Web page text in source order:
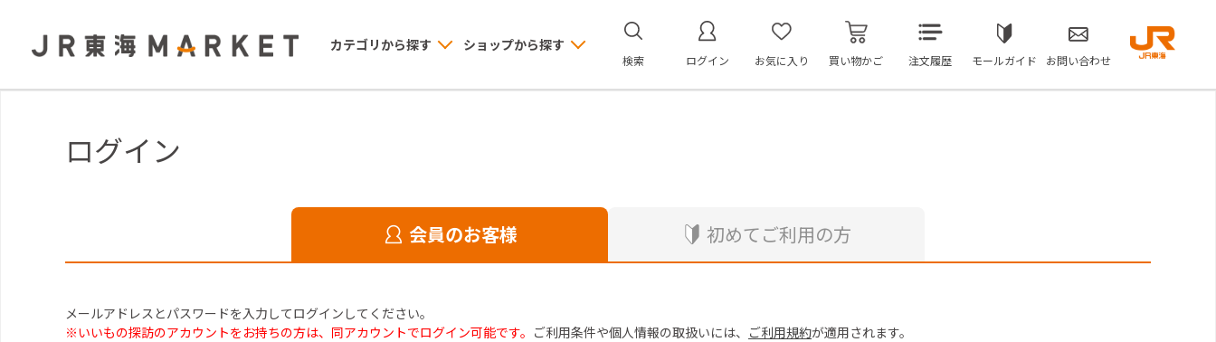
カテゴリから探す ショップから探す
検索 ログイン お気に入り 買い物かご 注文履歴 モールガイド お問い合わせ
ログイン
会員のお客様 初めてご利用の方
メールアドレスとパスワードを入力してログインしてください。
※いいもの探訪のアカウントをお持ちの方は、同アカウントでログイン可能です。 ご利用条件や個人情報の取扱いには、 ご利用規約が適用されます。